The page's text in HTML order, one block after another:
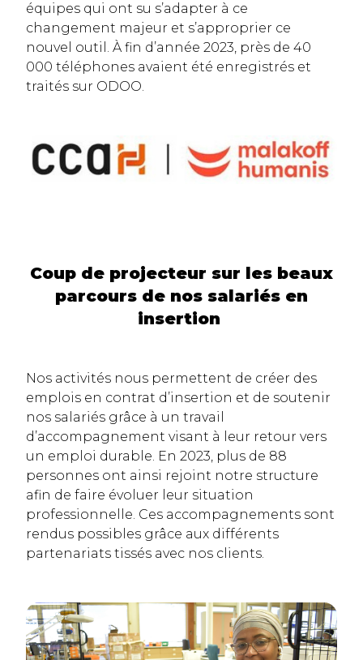
équipes qui ont su s’adapter à ce
changement majeur et s’approprier ce
nouvel outil. À fin d’année 2023, près de 40
000 téléphones avaient été enregistrés et
traités sur ODOO.
Coup de projecteur sur les beaux
parcours de nos salariés en
insertion
Nos activités nous permettent de créer des
emplois en contrat d’insertion et de soutenir
nos salariés grâce à un travail
d’accompagnement visant à leur retour vers
un emploi durable. En 2023, plus de 88
personnes ont ainsi rejoint notre structure
afin de faire évoluer leur situation
professionnelle. Ces accompagnements sont
rendus possibles grâce aux différents
partenariats tissés avec nos clients.